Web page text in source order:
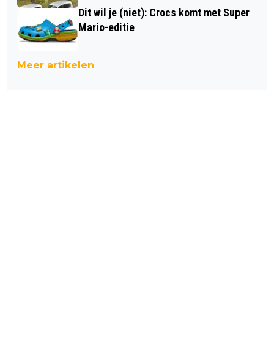
Dit wil je (niet): Crocs komt met Super
Mario-editie
Meer artikelen